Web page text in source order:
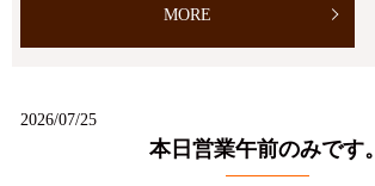
MORE
2026/07/25
本日営業午前のみです。